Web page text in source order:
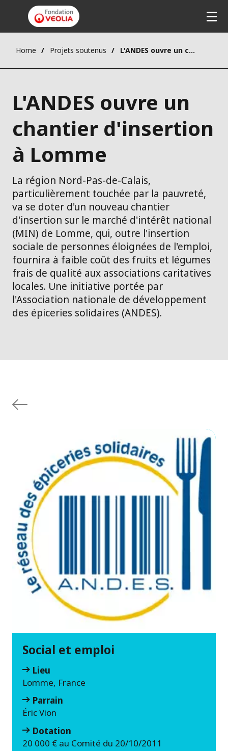
Home Projets soutenus L'ANDES ouvre un chantier d'insertion à Lomme
L'ANDES ouvre un
chantier d'insertion
à Lomme
La région Nord-Pas-de-Calais,
particulièrement touchée par la pauvreté,
va se doter d'un nouveau chantier
d'insertion sur le marché d'intérêt national
(MIN) de Lomme, qui, outre l'insertion
sociale de personnes éloignées de l'emploi,
fournira à faible coût des fruits et légumes
frais de qualité aux associations caritatives
locales. Une initiative portée par
l'Association nationale de développement
des épiceries solidaires (ANDES).
Social et emploi
Lieu
Lomme, France
Parrain
Éric Vion
Dotation
20 000 € au Comité du 20/10/2011